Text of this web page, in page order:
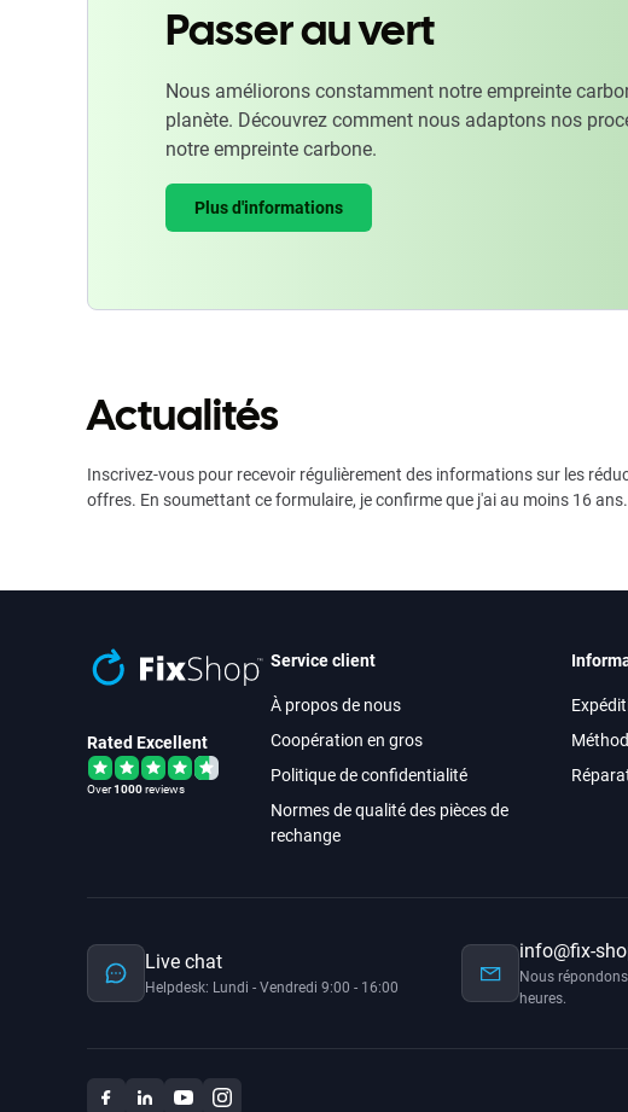
Passer au vert
Nous améliorons constamment notre empreinte
planète. Découvrez comment nous adaptons nos
notre empreinte carbone.
Plus d'informations
Actualités
Inscrivez-vous pour recevoir régulièrement des informations sur les
offres. En soumettant ce formulaire, je confirme que j'ai au moins 16 ans.
Rated Excellent
Over1000reviews
Service client
À propos de nous
Coopération en gros
Politique de confidentialité
Normes de qualité des pièces de
rechange
Live chat
Helpdesk: Lundi - Vendredi 9:00 - 16:00
info@fix-
Nous
heures.